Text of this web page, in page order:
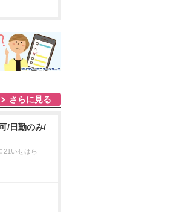
さらに見る
/日勤のみ/
21いせはら